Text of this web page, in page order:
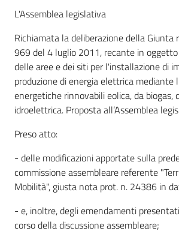
t
r
i
b
u
t
o
d
c
t
r
u
z
L'Assemblea legislativa
Richiamata la deliberazione della Giunta
969 del 4 luglio 2011, recante in
delle aree e dei siti per l'installazione di
produzione di energia elettrica
energetiche rinnovabili eolica, da biogas,
idroelettrica. Proposta all’Assemblea
Preso atto:
- delle modificazioni apportate sulla
commissione assembleare referente
Mobilità", giusta nota prot. n. 24386 in
- e, inoltre, degli emendamenti
corso della discussione assembleare;